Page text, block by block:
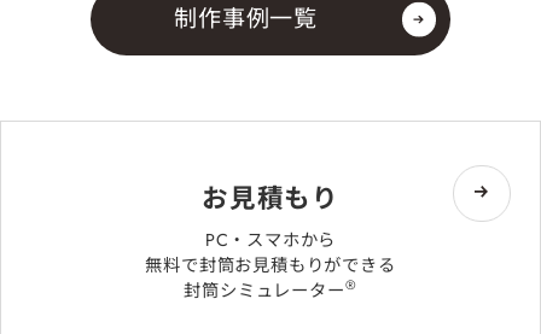
制作事例一覧
お見積もり
PC・スマホから
無料で封筒お見積もりができる
封筒シミュレーター®